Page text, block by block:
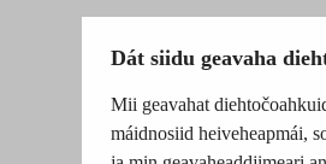
Dát siidu geavaha
Mii geavahat
máidnosiid heiveheapmái,